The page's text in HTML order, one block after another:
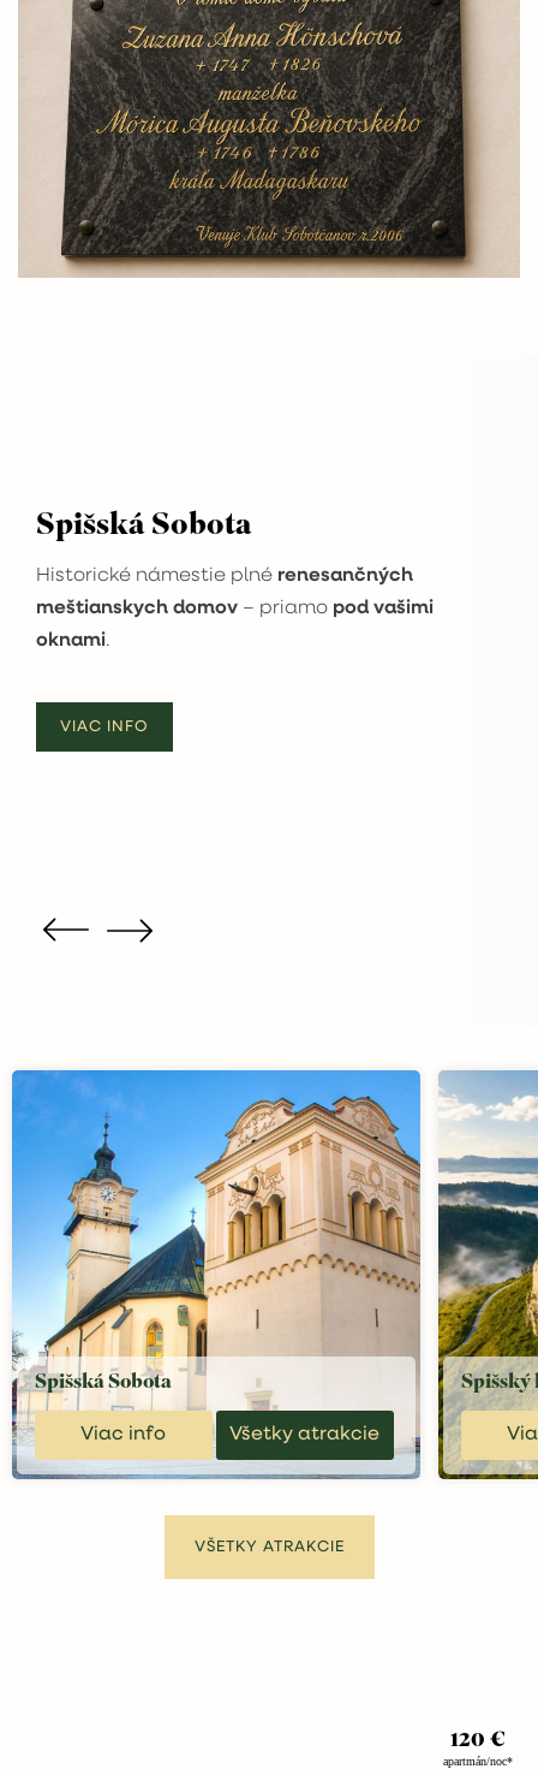
Spišský hrad
Najväčší hradný komplex na Slovensku
zapísaný v UNESCO s monumentálnou
siluetou.
VIAC INFO
Spišský hrad
Viac info Všetky atrakcie
VŠETKY ATRAKCIE
120 €
apartmán/noc*